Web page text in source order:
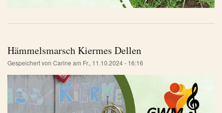
Hämmelsmarsch Kiermes Dellen
Gespeichert von Carine am Fr., 11.10.2024 - 16:16